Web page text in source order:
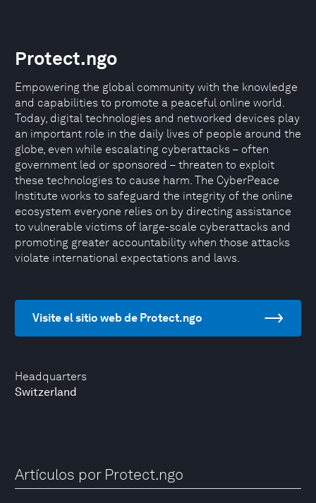
Headquarters
Switzerland
Protect.ngo
Empowering the global community with the knowledge
and capabilities to promote a peaceful online world.
Today, digital technologies and networked devices play
an important role in the daily lives of people around the
globe, even while escalating cyberattacks – often
government led or sponsored – threaten to exploit
these technologies to cause harm. The CyberPeace
Institute works to safeguard the integrity of the online
ecosystem everyone relies on by directing assistance
to vulnerable victims of large-scale cyberattacks and
promoting greater accountability when those attacks
violate international expectations and laws.
Visite el sitio web de Protect.ngo
Artículos por Protect.ngo